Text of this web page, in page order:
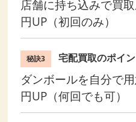
店舗に持ち込みで買
円UP（初回のみ）
秘訣3 宅配買取のポイ
ダンボールを自分で
円UP（何回でも可）